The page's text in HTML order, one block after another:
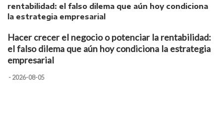
Hacer crecer el negocio o potenciar la rentabilidad:
el falso dilema que aún hoy condiciona la estrategia
empresarial
- 2026-08-05